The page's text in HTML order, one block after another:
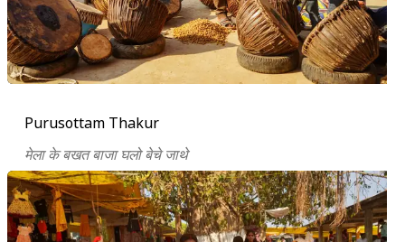
Purusottam Thakur
मेला के बखत बाजा घलो बेचे जाथे